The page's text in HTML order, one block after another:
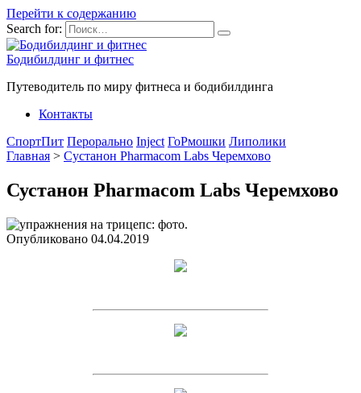
Перейти к содержанию
Search for:
Бодибилдинг и фитнес
Путеводитель по миру фитнеса и бодибилдинга
Контакты
СпортПит Перорально Inject ГоРмошки Липолики
Главная > Сустанон Pharmacom Labs Черемхово
Сустанон Pharmacom Labs Черемхово
Опубликовано 04.04.2019